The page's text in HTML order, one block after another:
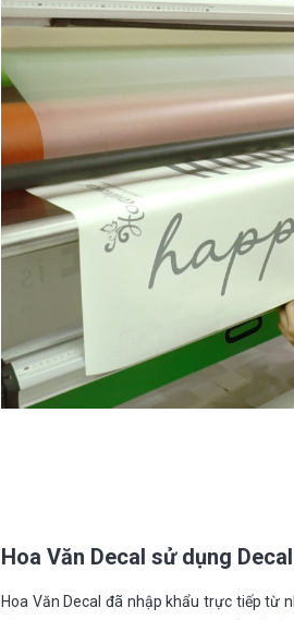
Hoa Văn Decal sử dụng
Hoa Văn Decal đã nhập khẩu trực tiếp từ